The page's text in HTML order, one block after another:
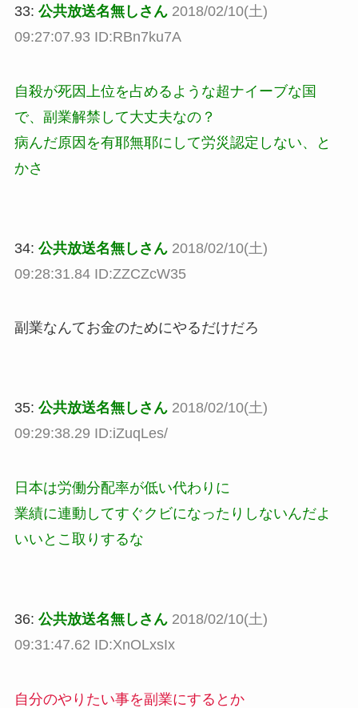
33: 公共放送名無しさん 2018/02/10(土)
09:27:07.93 ID:RBn7ku7A
自殺が死因上位を占めるような超ナイーブな国
で、副業解禁して大丈夫なの？
病んだ原因を有耶無耶にして労災認定しない、と
かさ
34: 公共放送名無しさん 2018/02/10(土)
09:28:31.84 ID:ZZCZcW35
副業なんてお金のためにやるだけだろ
35: 公共放送名無しさん 2018/02/10(土)
09:29:38.29 ID:iZuqLes/
日本は労働分配率が低い代わりに
業績に連動してすぐクビになったりしないんだよ
いいとこ取りするな
36: 公共放送名無しさん 2018/02/10(土)
09:31:47.62 ID:XnOLxsIx
自分のやりたい事を副業にするとか